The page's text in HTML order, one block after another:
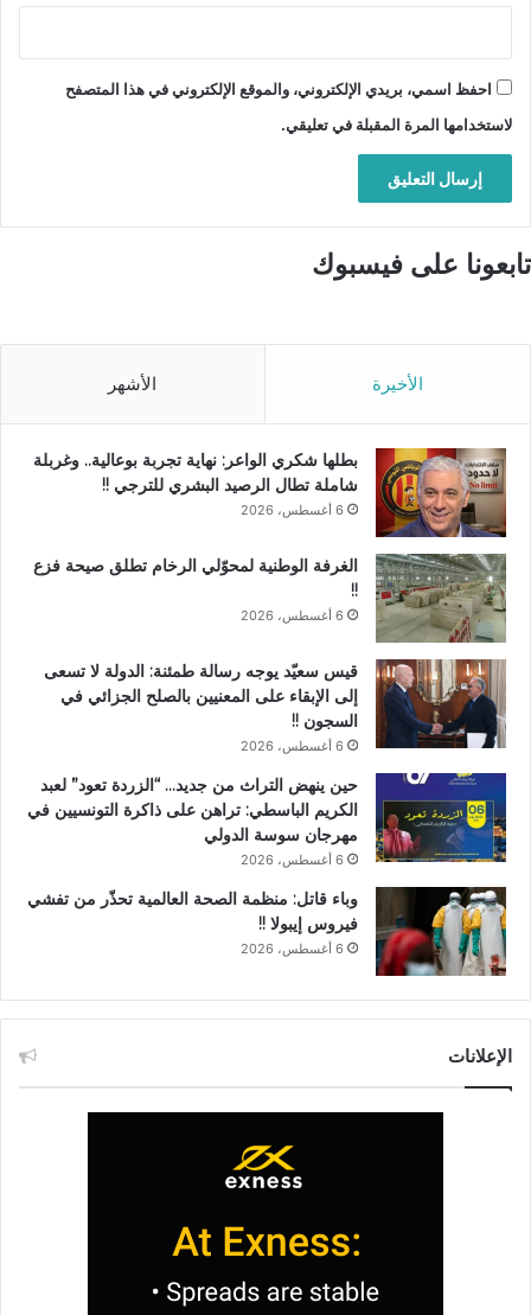
احفظ اسمي، بريدي الإلكتروني، والموقع الإلكتروني في هذا المتصفح
لاستخدامها المرة المقبلة في تعليقي.
تابعونا على فيسبوك
الأخيرة الأشهر
بطلها شكري الواعر: نهاية تجربة بوعالية.. وغربلة
شاملة تطال الرصيد البشري للترجي !!
6 أغسطس، 2026
الغرفة الوطنية لمحوّلي الرخام تطلق صيحة فزع
!!
6 أغسطس، 2026
قيس سعيّد يوجه رسالة طمئنة: الدولة لا تسعى
إلى الإبقاء على المعنيين بالصلح الجزائي في
السجون !!
6 أغسطس، 2026
حين ينهض التراث من جديد… “الزردة تعود” لعبد
الكريم الباسطي: تراهن على ذاكرة التونسيين في
مهرجان سوسة الدولي
6 أغسطس، 2026
وباء قاتل: منظمة الصحة العالمية تحذّر من تفشي
فيروس إيبولا !!
6 أغسطس، 2026
الإعلانات